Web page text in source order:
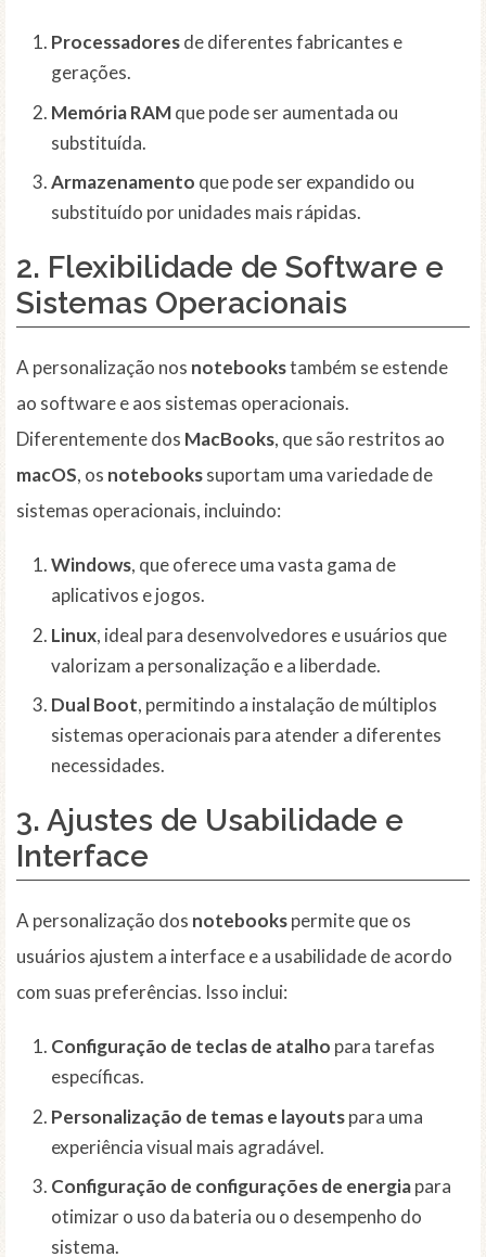
Processadoresde diferentes fabricantes e
gerações.
Memória RAMque pode ser aumentada ou
substituída.
Armazenamento que pode ser expandido ou
substituído por unidades mais rápidas.
2. Flexibilidade de Software e
Sistemas Operacionais
A personalização nos notebookstambém se estende
ao software e aos sistemas operacionais.
Diferentemente dos MacBooks, que são restritos ao
macOS, os notebookssuportam uma variedade de
sistemas operacionais, incluindo:
Windows, que oferece uma vasta gama de
aplicativos e jogos.
Linux, ideal para desenvolvedores e usuários que
valorizam a personalização e a liberdade.
Dual Boot, permitindo a instalação de múltiplos
sistemas operacionais para atender a diferentes
necessidades.
3. Ajustes de Usabilidade e
Interface
A personalização dos notebookspermite que os
usuários ajustem a interface e a usabilidade de acordo
com suas preferências. Isso inclui:
Configuração de teclas de atalho para tarefas
específicas.
Personalização de temas e layoutspara uma
experiência visual mais agradável.
Configuração de configurações de energiapara
otimizar o uso da bateria ou o desempenho do
sistema.